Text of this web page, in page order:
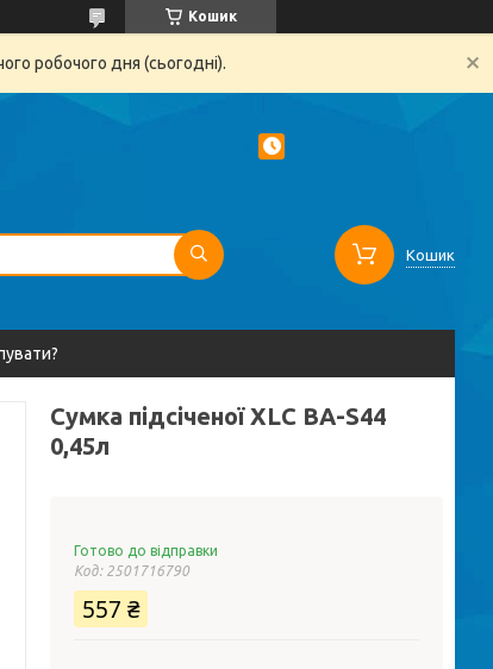
Кошик
робочого дня (сьогодні).
Кошик
Сумка підсіченої XLC BA-S44
0,45л
Готово до відправки
Код: 2501716790
557 ₴